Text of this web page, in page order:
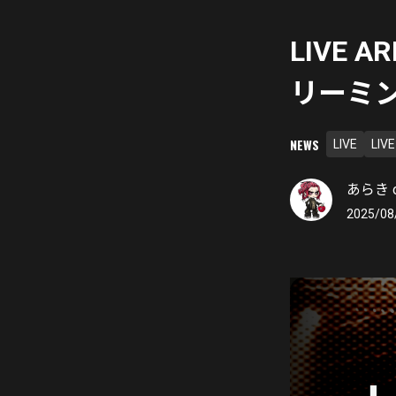
LIVE
リーミ
NEWS LIVE
あらき
2025/